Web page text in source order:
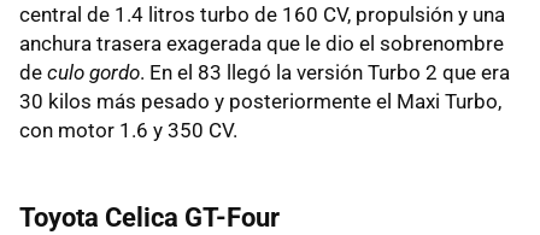
central de 1.4 litros turbo de 160 CV, propulsión y una
anchura trasera exagerada que le dio el sobrenombre
de culo gordo. En el 83 llegó la versión Turbo 2 que era
30 kilos más pesado y posteriormente el Maxi Turbo,
con motor 1.6 y 350 CV.
Toyota Celica GT-Four